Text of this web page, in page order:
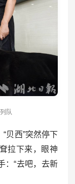
队
贝西”突然停下
拉下来，眼神
：“去吧，去新